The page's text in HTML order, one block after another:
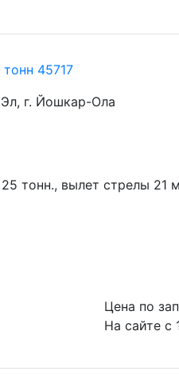
45717
г. Йошкар-Ола
тонн., вылет стрелы 21
Цена по
На сайте с